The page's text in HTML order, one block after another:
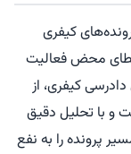
کیفری
محض فعالیت
کیفری، از
و با تحلیل دقیق
پرونده را به نفع